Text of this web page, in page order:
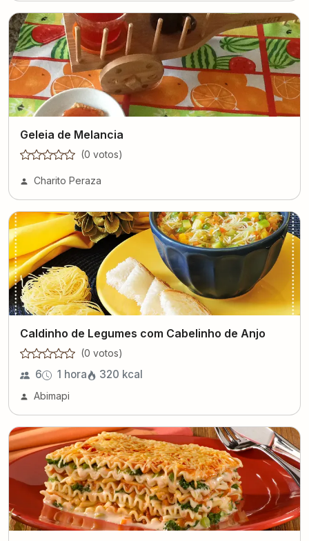
Geleia de Melancia
(0 votos)
Charito Peraza
Caldinho de Legumes com Cabelinho de Anjo
(0 votos)
6 1 hora 320 kcal
Abimapi